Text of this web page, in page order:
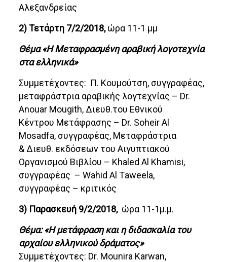
Αλεξανδρείας
2) Τετάρτη 7/2/2018,ώρα 11-1 μμ
Θέμα «Η Μεταφρασμένη αραβική λογοτεχνία
στα ελληνικά»
Συμμετέχοντες: Π. Κουμούτση, συγγραφέας,
μεταφράστρια αραβικής λογτεχνίας – Dr.
Αnouar Mougith, Διευθ.του Εθνικού
Κέντρου Μετάφρασης – Dr. Soheir Al
Mosadfa, συγγραφέας, Μεταφράστρια
& Διευθ. εκδόσεων του Αιγυπτιακού
Οργανισμού Βιβλίου – Khaled Al Khamisi,
συγγραφέας – Wahid Al Τaweela,
συγγραφέας – κριτικός
3) Παρασκευή 9/2/2018, ώρα 11-1μ.μ.
Θέμα: «Η μετάφραση και η διδασκαλία του
αρχαίου ελληνικού δράματος»
Συμμετέχοντες: Dr. Mounira Karwan,